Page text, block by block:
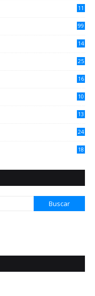
11
99
14
25
16
10
13
24
18